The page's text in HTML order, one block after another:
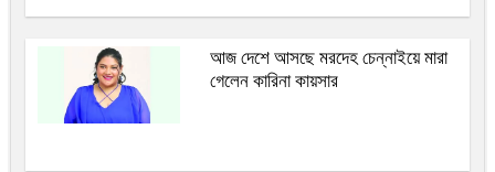
আজ দেশে আসছে মরদেহ চেন্নাইয়ে মারা
গেলেন কারিনা কায়সার